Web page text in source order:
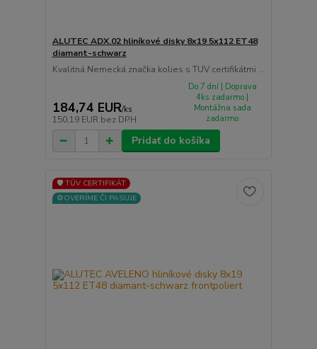
ALUTEC ADX.02 hliníkové disky 8x19 5x112 ET48
diamant-schwarz
Kvalitná Nemecká značka kolies s TUV certifikátmi ...
184,74 EUR/ks
150,19 EUR bez DPH
Do 7 dní | Doprava
4ks zadarmo |
Montážna sada
zadarmo
Pridať do košíka
🛡️ TÜV CERTIFIKÁT
⚙️OVERÍME ČI PASUJE